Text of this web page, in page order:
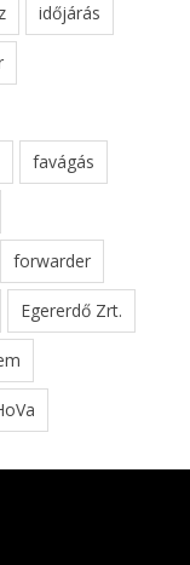
időjárás
favágás
forwarder
Egererdő Zrt.